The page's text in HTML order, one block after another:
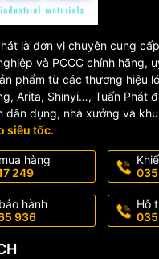
sản xuất
mại
bệnh viện
hàng
Cung
Cháy
phân phối các thiết bị
là đơn vị chuyên cung
và PCCC chính hãng,
phẩm từ các thương hiệu
Arita, Shinyi…, Tuấn Phát
dân dụng, nhà xưởng và
siêu tốc.
hàng
249
hành
936
Hỗ